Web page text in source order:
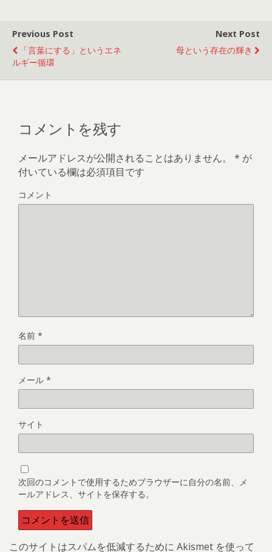
Previous Post
「言葉にする」というエネ
ルギー循環
Next Post
母という存在の輝き
コメントを残す
メールアドレスが公開されることはありません。 * が
付いている欄は必須項目です
コメント
名前 *
メール *
サイト
次回のコメントで使用するためブラウザーに自分の名前、メ
ールアドレス、サイトを保存する。
このサイトはスパムを低減するために Akismet を使って